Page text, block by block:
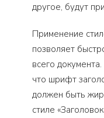
другое, будут
Применение
позволяет
всего
что шрифт
должен быть
стиле